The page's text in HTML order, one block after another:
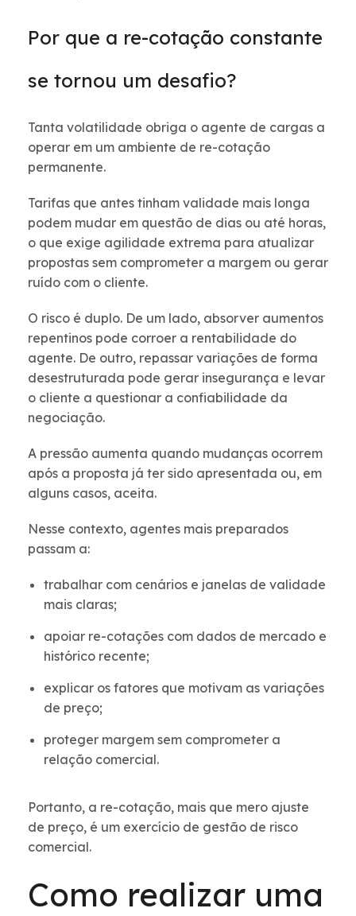
Por que a re-cotação constante
se tornou um desafio?
Tanta volatilidade obriga o agente de cargas a
operar em um ambiente de re-cotação
permanente.
Tarifas que antes tinham validade mais longa
podem mudar em questão de dias ou até horas,
o que exige agilidade extrema para atualizar
propostas sem comprometer a margem ou gerar
ruído com o cliente.
O risco é duplo. De um lado, absorver aumentos
repentinos pode corroer a rentabilidade do
agente. De outro, repassar variações de forma
desestruturada pode gerar insegurança e levar
o cliente a questionar a confiabilidade da
negociação.
A pressão aumenta quando mudanças ocorrem
após a proposta já ter sido apresentada ou, em
alguns casos, aceita.
Nesse contexto, agentes mais preparados
passam a:
trabalhar com cenários e janelas de validade
mais claras;
apoiar re-cotações com dados de mercado e
histórico recente;
explicar os fatores que motivam as variações
de preço;
proteger margem sem comprometer a
relação comercial.
Portanto, a re-cotação, mais que mero ajuste
de preço, é um exercício de gestão de risco
comercial.
Como realizar uma